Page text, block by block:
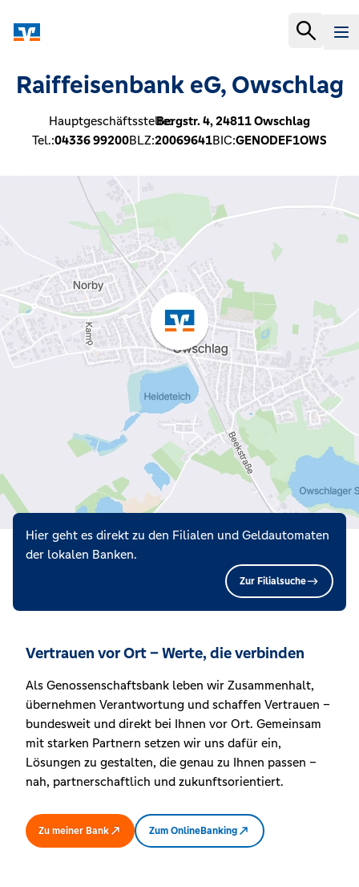
Raiffeisenbank eG, Owschlag
Hauptgeschäftsstelle:Bergstr. 4,24811Owschlag
Tel.:04336 99200BLZ:20069641BIC:GENODEF1OWS
Hier geht es direkt zu den Filialen und Geldautomaten
der lokalen Banken.
Zur Filialsuche
Vertrauen vor Ort – Werte, die verbinden
Als Genossenschaftsbank leben wir Zusammenhalt,
übernehmen Verantwortung und schaffen Vertrauen –
bundesweit und direkt bei Ihnen vor Ort. Gemeinsam
mit starken Partnern setzen wir uns dafür ein,
Lösungen zu gestalten, die genau zu Ihnen passen –
nah, partnerschaftlich und zukunftsorientiert.
Zu meiner Bank Zum OnlineBanking